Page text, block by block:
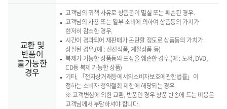
교환 및
반품이
불가능한
경우
고객님의 귀책 사유로 상품등이 멸실 또는 훼손된 경우.
고객님의 사용 또는 일부 소비에 의하여 상품등의 가치가
현저히 감소한 경우.
시간이 경과되어 재판매가 곤란할 정도로 상품등의 가치가
상실된 경우.(예 : 신선식품, 계절상품 등)
복제가 가능한 상품등의 포장을 훼손한 경우.(예 : 도서, DVD,
CD등 복제 가능한 상품)
기타, 「전자상거래등에서의소비자보호에관한법률」이
정하는 소비자 청약철회 제한에 해당되는 경우.
※ 고객변심에 의한 교환, 반품인 경우 상품 반송에 드는 비용은
고객님께서 부담하셔야 합니다.